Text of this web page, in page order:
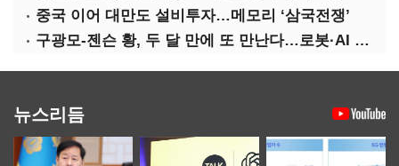
중국 이어 대만도 설비투자…메모리 ‘삼국전쟁’
구광모-젠슨 황, 두 달 만에 또 만난다…로봇·AI 등 논의
뉴스리듬